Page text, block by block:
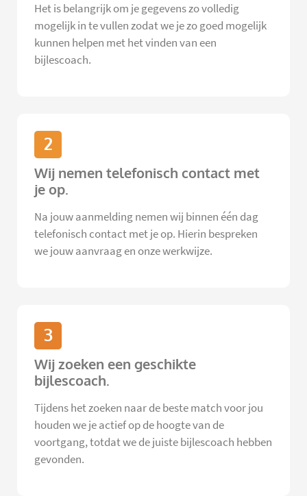
Het is belangrijk om je gegevens zo volledig
mogelijk in te vullen zodat we je zo goed mogelijk
kunnen helpen met het vinden van een
bijlescoach.
2
Wij nemen telefonisch contact met
je op.
Na jouw aanmelding nemen wij binnen één dag
telefonisch contact met je op. Hierin bespreken
we jouw aanvraag en onze werkwijze.
3
Wij zoeken een geschikte
bijlescoach.
Tijdens het zoeken naar de beste match voor jou
houden we je actief op de hoogte van de
voortgang, totdat we de juiste bijlescoach hebben
gevonden.